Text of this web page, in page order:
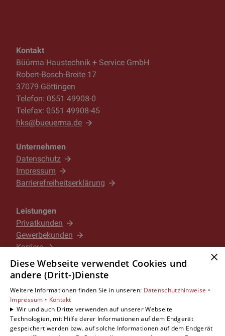
Kontakt
Büürma Haustechnik + Service GmbH
Robert-Bosch-Breite 17
37079 Göttingen
Telefon: 0551 49908-0
Telefax: 0551 49908-45
hks@bueuerma.de
Unternehmen
Datenschutz
Impressum
Barrierefreiheitserklärung
Leistungen
Privatkunden
Gewerbekunden
Karriere
Unternehmen
Standorte
Göttingen
Um externe HTML-Inhalte anzuzeigen, benötigen
×
Diese Webseite verwendet Cookies und
andere (Dritt-)Dienste
Weitere Informationen finden Sie in unseren: Datenschutzhinweise •
Impressum • Kontakt
Wir und auch Dritte verwenden auf unserer Webseite
Technologien, mit Hilfe derer Informationen auf dem Endgerät
gespeichert werden bzw. auf solche Informationen auf dem Endgerät